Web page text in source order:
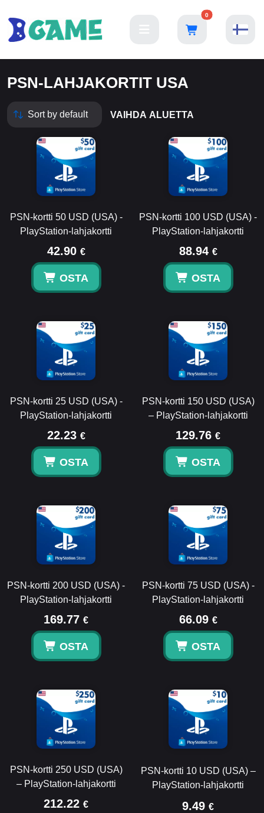
0
PSN-LAHJAKORTIT USA
VAIHDA ALUETTA
PSN-kortti 50 USD (USA) -
PlayStation-lahjakortti
42.90 €
OSTA
PSN-kortti 100 USD (USA) -
PlayStation-lahjakortti
88.94 €
OSTA
PSN-kortti 25 USD (USA) -
PlayStation-lahjakortti
22.23 €
OSTA
PSN-kortti 150 USD (USA)
– PlayStation-lahjakortti
129.76 €
OSTA
PSN-kortti 200 USD (USA) -
PlayStation-lahjakortti
169.77 €
OSTA
PSN-kortti 75 USD (USA) -
PlayStation-lahjakortti
66.09 €
OSTA
PSN-kortti 250 USD (USA)
– PlayStation-lahjakortti
212.22 €
PSN-kortti 10 USD (USA) –
PlayStation-lahjakortti
9.49 €